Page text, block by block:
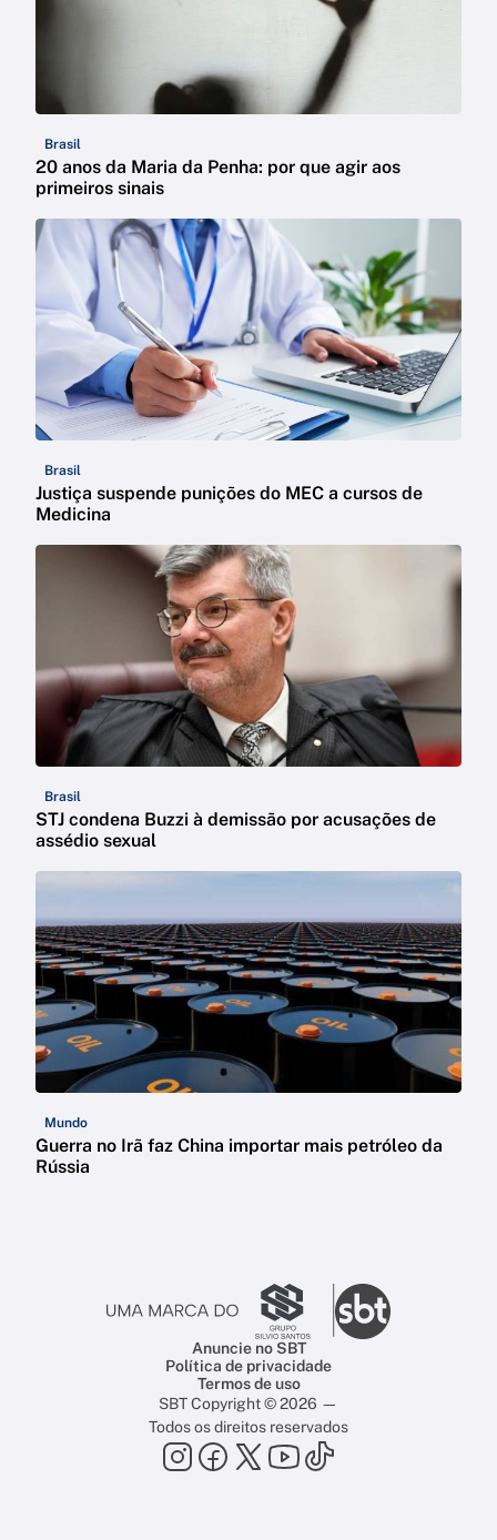
Brasil
20 anos da Maria da Penha: por que agir aos
primeiros sinais
Brasil
Justiça suspende punições do MEC a cursos de
Medicina
Brasil
STJ condena Buzzi à demissão por acusações de
assédio sexual
Mundo
Guerra no Irã faz China importar mais petróleo da
Rússia
Anuncie no SBT
Política de privacidade
Termos de uso
SBT Copyright © 2026 —
Todos os direitos reservados